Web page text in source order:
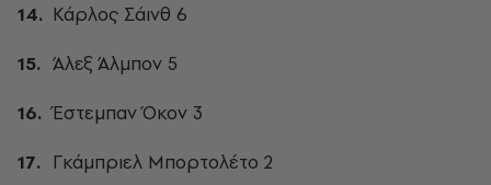
Κάρλος Σάινθ 6
Άλεξ Άλμπον 5
Έστεμπαν Όκον 3
Γκάμπριελ Μπορτολέτο 2